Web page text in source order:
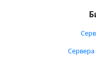
Сервера